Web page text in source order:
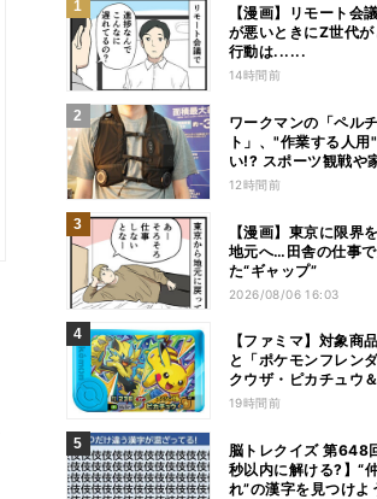
【漫画】リモート会
が悪いときにZ世代が
行動は......
14時間前
ワークマンの「ペル
ト」、"作業する人用
い!? スポーツ観戦や
の熱中症&冷え対策
12時間前
【漫画】東京に限界
地元へ…田舎の仕事で
た“ギャップ”
2026/08/06 16:03
【ファミマ】対象商
と「ポケモンフレン
クウザ・ピカチュウ
ラのスペシャルフレン
19時間前
脳トレクイズ 第648
秒以内に解ける?】“
れ”の漢字を見つけよ